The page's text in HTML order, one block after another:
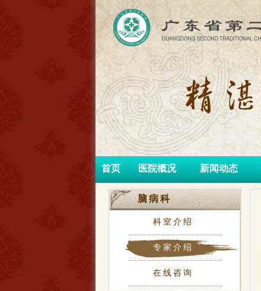
首页 医院概况 新闻动态
脑病科
科室介绍
专家介绍
在线咨询